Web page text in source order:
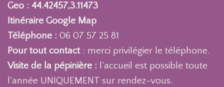
Geo : 44.42457,3.11473
Itinéraire Google Map
Téléphone : 06 07 57 25 81
Pour tout contact : merci privilégier le téléphone.
Visite de la pépinière : l’accueil est possible toute
l'année UNIQUEMENT sur rendez-vous.